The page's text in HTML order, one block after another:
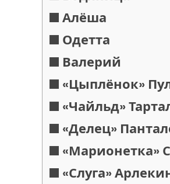
Алёша
Одетта
Валерий
«Цыплёнок»
«Чайльд»
«Делец»
«Марионетка»
«Слуга»